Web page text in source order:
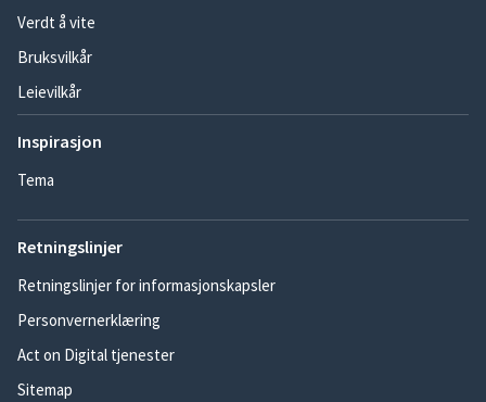
Verdt å vite
Bruksvilkår
Leievilkår
Inspirasjon
Tema
Retningslinjer
Retningslinjer for informasjonskapsler
Personvernerklæring
Act on Digital tjenester
Sitemap